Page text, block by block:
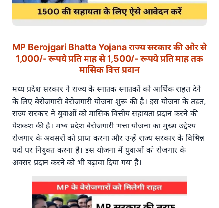
MP Berojgari Bhatta Yojana राज्य सरकार की ओर से
1,000/- रूपये प्रति माह से 1,500/- रूपये प्रति माह तक
मासिक वित्त प्रदान
मध्य प्रदेश सरकार ने राज्य के स्नातक स्नातकों को आर्थिक राहत देने
के लिए बेरोजगारी बेरोजगारी योजना शुरू की है। इस योजना के तहत,
राज्य सरकार ने युवाओं को मासिक वित्तीय सहायता प्रदान करने की
पेशकश की है। मध्य प्रदेश बेरोजगारी भत्ता योजना का मुख्य उद्देश्य
रोजगार के अवसरों को प्राप्त करना और उन्हें राज्य सरकार के विभिन्न
पदों पर नियुक्त करना है। इस योजना में युवाओं को रोजगार के
अवसर प्रदान करने को भी बढ़ावा दिया गया है।